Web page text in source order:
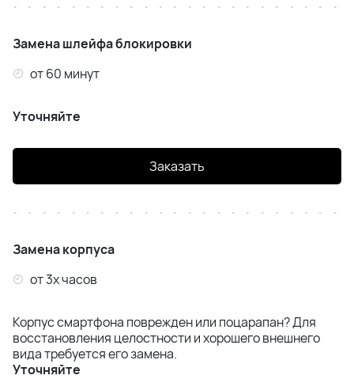
Замена шлейфа блокировки
от 60 минут
Уточняйте
Заказать
Замена корпуса
от 3х часов
Корпус смартфона поврежден или поцарапан? Для
восстановления целостности и хорошего внешнего
вида требуется его замена.
Уточняйте